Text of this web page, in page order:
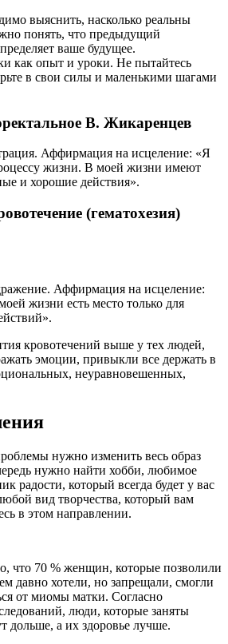
выяснить, насколько реальны
понять, что предыдущий
ваше будущее.
как опыт и уроки. Не пытайтесь
в свои силы и маленькими шагами
В. Жикаренцев
Аффирмация на исцеление: «Я
жизни. В моей жизни имеют
и хорошие действия».
(гематохезия)
Аффирмация на исцеление:
жизни есть место только для
кровотечений выше у тех людей,
эмоции, привыкли все держать в
неуравновешенных,
нужно изменить весь образ
нужно найти хобби, любимое
радости, который всегда будет у вас
вид творчества, который вам
в этом направлении.
что 70 % женщин, которые позволили
давно хотели, но запрещали, смогли
от миомы матки. Согласно
люди, которые заняты
а их здоровье лучше.